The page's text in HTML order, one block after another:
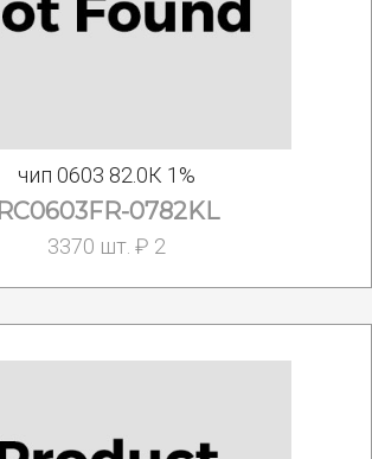
чип 0603 82.0К 1%
RC0603FR-0782KL
3370 шт. ₽ 2